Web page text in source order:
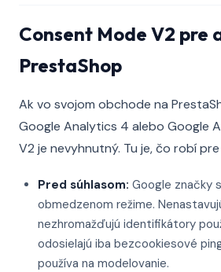
Consent Mode V2 pre
PrestaShop
Ak vo svojom obchode na
Google Analytics 4 alebo Google
V2 je nevyhnutný. Tu je, čo robí
Pred súhlasom: Google značky
obmedzenom režime.
nezhromažďujú identifikátory
odosielajú iba bezcookiesové
používa na modelovanie.